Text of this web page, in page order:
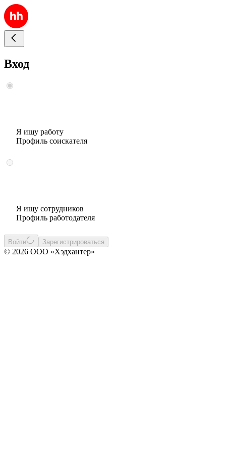
Вход
Я ищу работу
Профиль соискателя
Я ищу сотрудников
Профиль работодателя
Войти Зарегистрироваться
© 2026 ООО «Хэдхантер»